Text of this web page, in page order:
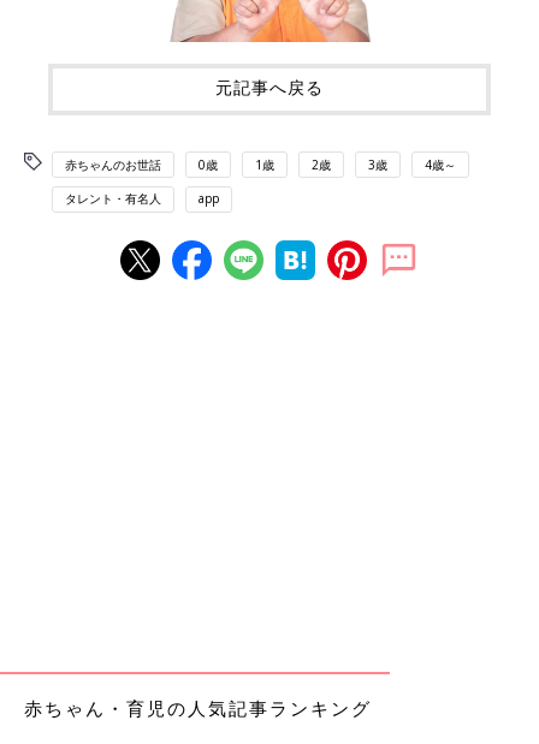
元記事へ戻る
赤ちゃんのお世話 0歳 1歳 2歳 3歳 4歳～
タレント・有名人 app
赤ちゃん・育児の人気記事ランキング